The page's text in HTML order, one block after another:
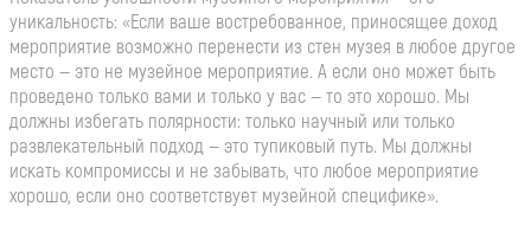
уникальность: «Если ваше востребованное, приносящее доход
мероприятие возможно перенести из стен музея в любое другое
место — это не музейное мероприятие. А если оно может быть
проведено только вами и только у вас — то это хорошо. Мы
должны избегать полярности: только научный или только
развлекательный подход — это тупиковый путь. Мы должны
искать компромиссы и не забывать, что любое мероприятие
хорошо, если оно соответствует музейной специфике».